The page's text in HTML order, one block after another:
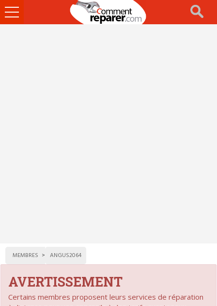
Ouvrir
le
MEMBRES ANGUS2064
AVERTISSEMENT
Certains membres proposent leurs services de réparation